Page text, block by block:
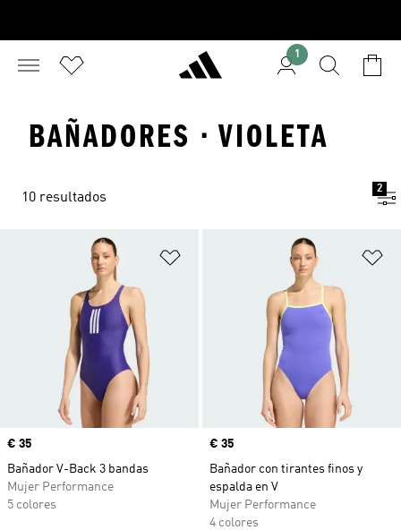
1
BAÑADORES · VIOLETA
10 resultados
2
Añadir a la lista de deseos
Precio
€ 35
Bañador V-Back 3 bandas
Mujer Performance
5 colores
Precio
€ 35
Bañador con tirantes finos y
espalda en V
Mujer Performance
4 colores